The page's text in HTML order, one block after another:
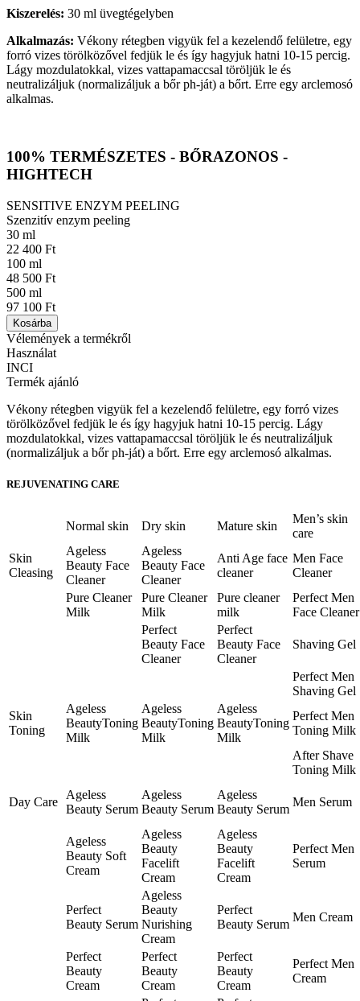
Kiszerelés: 30 ml üvegtégelyben
Alkalmazás: Vékony rétegben vigyük fel a kezelendő felületre, egy
forró vizes törölközővel fedjük le és így hagyjuk hatni 10-15 percig.
Lágy mozdulatokkal, vizes vattapamaccsal töröljük le és
neutralizáljuk (normalizáljuk a bőr ph-ját) a bőrt. Erre egy arclemosó
alkalmas.
100% TERMÉSZETES - BŐRAZONOS -
HIGHTECH
SENSITIVE ENZYM PEELING
Szenzitív enzym peeling
30 ml
22 400 Ft
100 ml
48 500 Ft
500 ml
97 100 Ft
Kosárba
Vélemények a termékről
Használat
INCI
Termék ajánló
Vékony rétegben vigyük fel a kezelendő felületre, egy forró vizes
törölközővel fedjük le és így hagyjuk hatni 10-15 percig. Lágy
mozdulatokkal, vizes vattapamaccsal töröljük le és neutralizáljuk
(normalizáljuk a bőr ph-ját) a bőrt. Erre egy arclemosó alkalmas.
REJUVENATING CARE
Normal skin Dry skin Mature skin
Men’s skin
care
Skin
Cleasing
Ageless
Beauty Face
Cleaner
Ageless
Beauty Face
Cleaner
Anti Age face
cleaner
Men Face
Cleaner
Pure Cleaner
Milk
Pure Cleaner
Milk
Pure cleaner
milk
Perfect Men
Face Cleaner
Perfect
Beauty Face
Cleaner
Perfect
Beauty Face
Cleaner
Shaving Gel
Perfect Men
Shaving Gel
Skin
Toning
Ageless
BeautyToning
Milk
Ageless
BeautyToning
Milk
Ageless
BeautyToning
Milk
Perfect Men
Toning Milk
After Shave
Toning Milk
Day Care
Ageless
Beauty Serum
Ageless
Beauty Serum
Ageless
Beauty Serum
Men Serum
Ageless
Beauty Soft
Cream
Ageless
Beauty
Facelift
Cream
Ageless
Beauty
Facelift
Cream
Perfect Men
Serum
Perfect
Beauty Serum
Ageless
Beauty
Nurishing
Cream
Perfect
Beauty Serum
Men Cream
Perfect
Beauty
Cream
Perfect
Beauty
Cream
Perfect
Beauty
Cream
Perfect Men
Cream